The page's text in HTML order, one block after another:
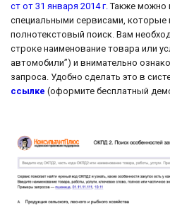
ст от 31 января 2014 г. Также можно
специальными сервисами,
полнотекстовый поиск. Вам
строке наименование товара или
автомобили”) и внимательно
запроса. Удобно сделать это в
ссылке (оформите бесплатный